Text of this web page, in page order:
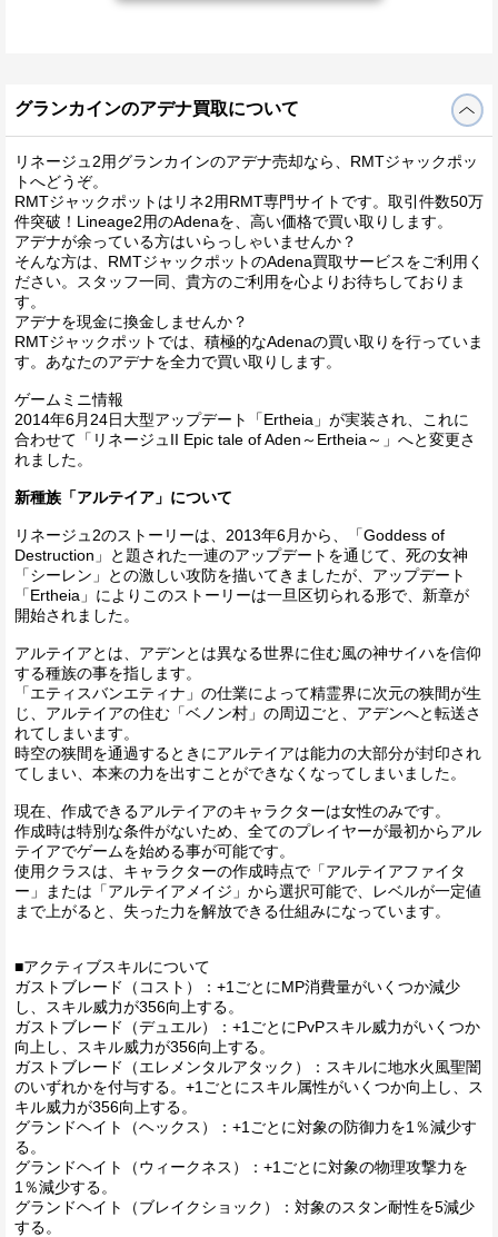
グランカインのアデナ買取について
リネージュ2用グランカインのアデナ売却なら、RMTジャックポッ
トへどうぞ。
RMTジャックポットはリネ2用RMT専門サイトです。取引件数50万
件突破！Lineage2用のAdenaを、高い価格で買い取りします。
アデナが余っている方はいらっしゃいませんか？
そんな方は、RMTジャックポットのAdena買取サービスをご利用く
ださい。スタッフ一同、貴方のご利用を心よりお待ちしておりま
す。
アデナを現金に換金しませんか？
RMTジャックポットでは、積極的なAdenaの買い取りを行っていま
す。あなたのアデナを全力で買い取りします。
ゲームミニ情報
2014年6月24日大型アップデート「Ertheia」が実装され、これに
合わせて「リネージュII Epic tale of Aden～Ertheia～」へと変更さ
れました。
新種族「アルテイア」について
リネージュ2のストーリーは、2013年6月から、「Goddess of
Destruction」と題された一連のアップデートを通じて、死の女神
「シーレン」との激しい攻防を描いてきましたが、アップデート
「Ertheia」によりこのストーリーは一旦区切られる形で、新章が
開始されました。
アルテイアとは、アデンとは異なる世界に住む風の神サイハを信仰
する種族の事を指します。
「エティスバンエティナ」の仕業によって精霊界に次元の狭間が生
じ、アルテイアの住む「ベノン村」の周辺ごと、アデンへと転送さ
れてしまいます。
時空の狭間を通過するときにアルテイアは能力の大部分が封印され
てしまい、本来の力を出すことができなくなってしまいました。
現在、作成できるアルテイアのキャラクターは女性のみです。
作成時は特別な条件がないため、全てのプレイヤーが最初からアル
テイアでゲームを始める事が可能です。
使用クラスは、キャラクターの作成時点で「アルテイアファイタ
ー」または「アルテイアメイジ」から選択可能で、レベルが一定値
まで上がると、失った力を解放できる仕組みになっています。
■アクティブスキルについて
ガストブレード（コスト）：+1ごとにMP消費量がいくつか減少
し、スキル威力が356向上する。
ガストブレード（デュエル）：+1ごとにPvPスキル威力がいくつか
向上し、スキル威力が356向上する。
ガストブレード（エレメンタルアタック）：スキルに地水火風聖闇
のいずれかを付与する。+1ごとにスキル属性がいくつか向上し、ス
キル威力が356向上する。
グランドヘイト（ヘックス）：+1ごとに対象の防御力を1％減少す
る。
グランドヘイト（ウィークネス）：+1ごとに対象の物理攻撃力を
1％減少する。
グランドヘイト（ブレイクショック）：対象のスタン耐性を5減少
する。